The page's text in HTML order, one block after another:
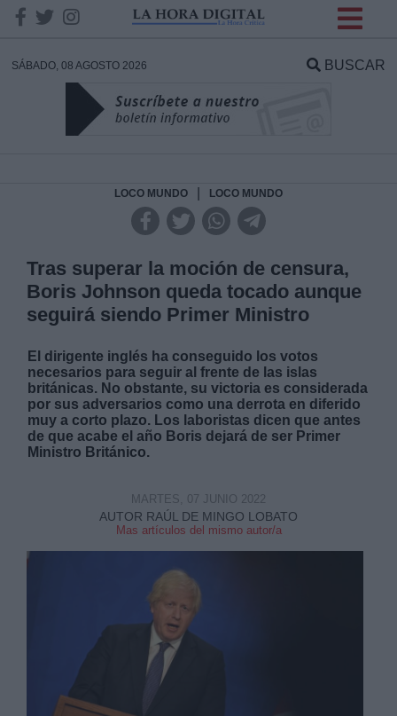
SÁBADO, 08 AGOSTO 2026 BUSCAR
LOCO MUNDO LOCO MUNDO
Tras superar la moción de censura,
Boris Johnson queda tocado aunque
seguirá siendo Primer Ministro
El dirigente inglés ha conseguido los votos
necesarios para seguir al frente de las islas
británicas. No obstante, su victoria es considerada
por sus adversarios como una derrota en diferido
muy a corto plazo. Los laboristas dicen que antes
de que acabe el año Boris dejará de ser Primer
Ministro Británico.
AUTOR RAÚL DE MINGO LOBATO
Mas artículos del mismo autor/a
MARTES, 07 JUNIO 2022
DATOS
Responsable:
Legitimación:
Destinatarios: